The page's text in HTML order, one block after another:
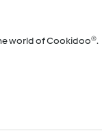
world of Cookidoo®.